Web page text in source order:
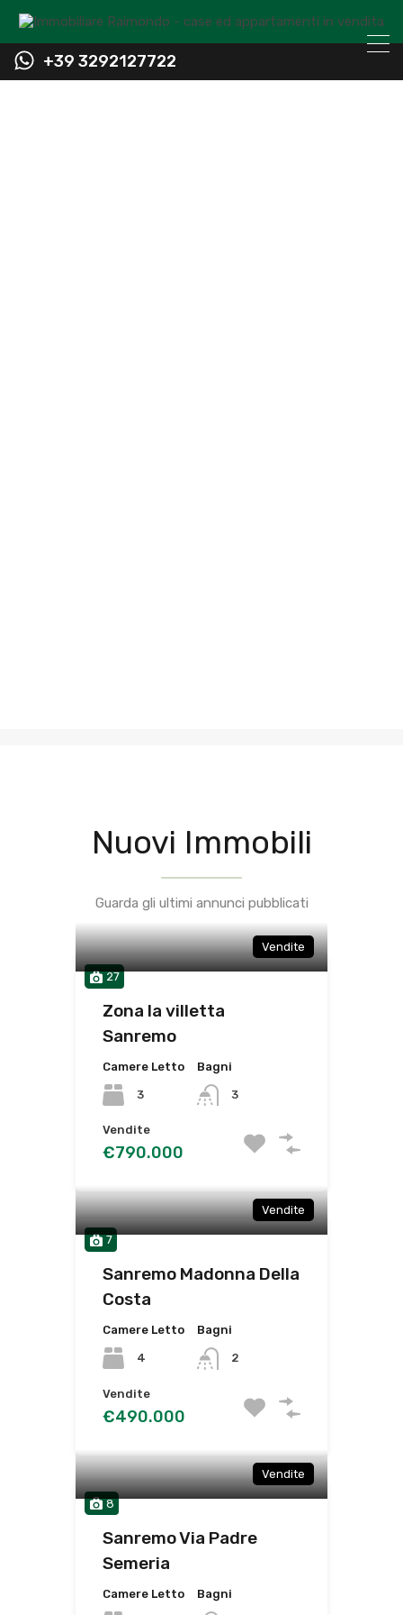
+39 3292127722
Nuovi Immobili
Guarda gli ultimi annunci pubblicati
27
Vendite
Zona la villetta
Sanremo
Camere Letto
3
Bagni
3
Vendite
€790.000
7
Vendite
Sanremo Madonna Della
Costa
Camere Letto
4
Bagni
2
Vendite
€490.000
8
Vendite
Sanremo Via Padre
Semeria
Camere Letto Bagni